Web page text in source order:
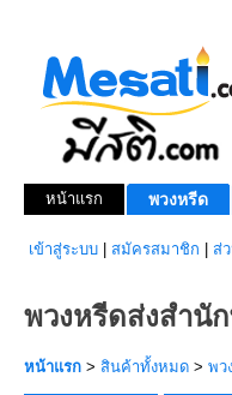
หน้าแรก พวงหรีด
เข้าสู่ระบบ สมัครสมาชิก ส่
พวงหรีดส่งสำนั
หน้าแรก > สินค้าทั้งหมด > พว